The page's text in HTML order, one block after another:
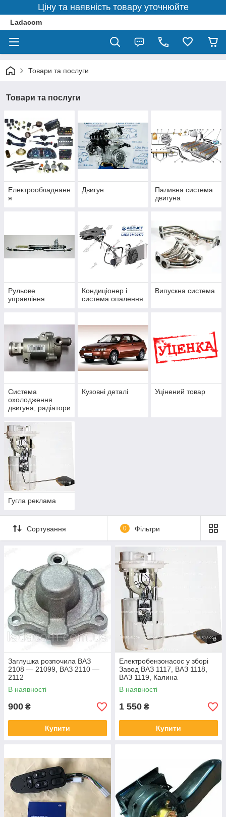
Ціну та наявність товару уточнюйте
Ladacom
Товари та послуги
Товари та послуги
Електрообладнанн
я
Двигун
Паливна система
двигуна
Рульове
управління
Кондиціонер і
система опалення
Випускна система
Система
охолодження
двигуна, радіатори
Кузовні деталі Уцінений товар
Гугла реклама
Сортування 0 Фільтри
Заглушка розпочила ВАЗ
2108 — 21099, ВАЗ 2110 —
2112
В наявності
900 ₴
Купити
Електробензонасос у зборі
Завод ВАЗ 1117, ВАЗ 1118,
ВАЗ 1119, Калина
В наявності
1 550 ₴
Купити